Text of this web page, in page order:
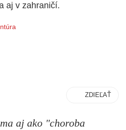
aj v zahraničí.
ZDIEĽAŤ
aj ako "choroba